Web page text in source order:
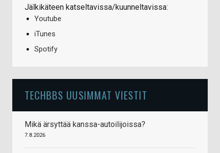
Jälkikäteen katseltavissa/kuunneltavissa:
Youtube
iTunes
Spotify
TECHBBS UUSIMMAT VIESTIT
Mikä ärsyttää kanssa-autoilijoissa?
7.8.2026